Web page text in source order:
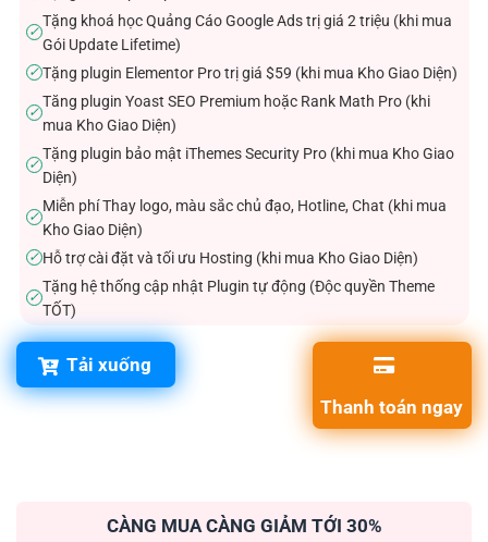
✓
Tặng khoá học Quảng Cáo Google Ads trị giá 2 triệu (khi mua
Gói Update Lifetime)
✓Tặng plugin Elementor Pro trị giá $59 (khi mua Kho Giao Diện)
✓
Tăng plugin Yoast SEO Premium hoặc Rank Math Pro (khi
mua Kho Giao Diện)
✓
Tặng plugin bảo mật iThemes Security Pro (khi mua Kho Giao
Diện)
✓
Miễn phí Thay logo, màu sắc chủ đạo, Hotline, Chat (khi mua
Kho Giao Diện)
✓Hỗ trợ cài đặt và tối ưu Hosting (khi mua Kho Giao Diện)
✓
Tặng hệ thống cập nhật Plugin tự động (Độc quyền Theme
TỐT)
Tải xuống
Thanh toán ngay
CÀNG MUA CÀNG GIẢM TỚI 30%